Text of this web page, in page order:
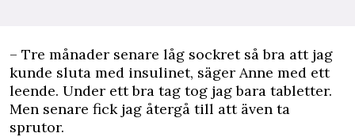
– Tre månader senare låg sockret så bra att jag
kunde sluta med insulinet, säger Anne med ett
leende. Under ett bra tag tog jag bara tabletter.
Men senare fick jag återgå till att även ta
sprutor.